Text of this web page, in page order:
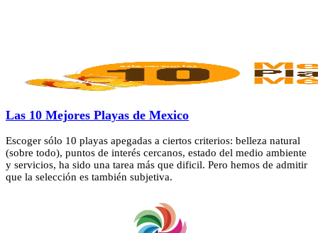
Las 10 Mejores Playas de Mexico
Escoger sólo 10 playas apegadas a ciertos criterios: belleza natural
(sobre todo), puntos de interés cercanos, estado del medio ambiente
y servicios, ha sido una tarea más que dificil. Pero hemos de admitir
que la selección es también subjetiva.